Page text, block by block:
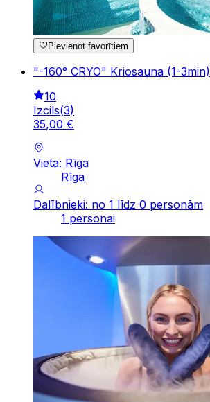
Pievienot favorītiem
"-160° CRYO" Kriosauna (1-3min)
10
Izcils(3)
35,00 €
Vieta: Rīga
Rīga
Dalībnieki: no 1 līdz 0 personām
1 personai